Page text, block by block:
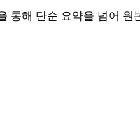
통해 단순 요약을 넘어 원